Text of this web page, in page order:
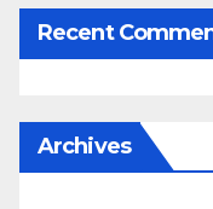
Recent
Archives